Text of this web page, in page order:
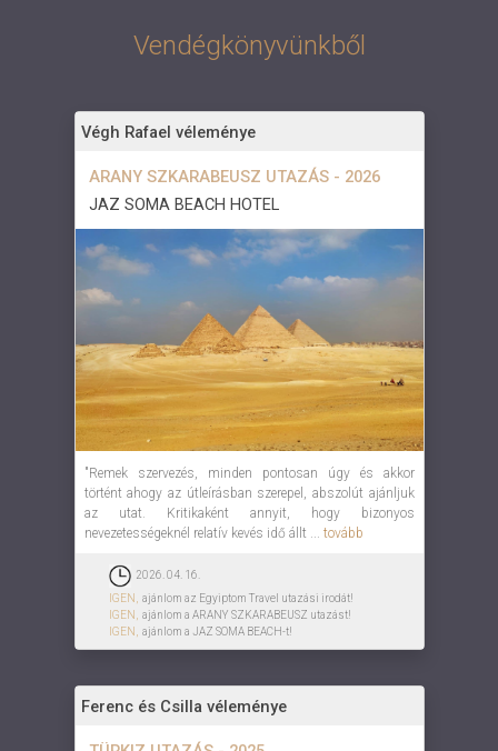
Vendégkönyvünkből
Végh Rafael véleménye
ARANY SZKARABEUSZ UTAZÁS - 2026
JAZ SOMA BEACH HOTEL
"Remek szervezés, minden pontosan úgy és akkor
történt ahogy az útleírásban szerepel, abszolút ajánljuk
az utat. Kritikaként annyit, hogy bizonyos
nevezetességeknél relatív kevés idő állt ... tovább
2026. 04. 16.
IGEN,
ajánlom az Egyiptom Travel utazási irodát!
IGEN,
ajánlom a ARANY SZKARABEUSZ utazást!
IGEN,
ajánlom a JAZ SOMA BEACH-t!
Ferenc és Csilla véleménye